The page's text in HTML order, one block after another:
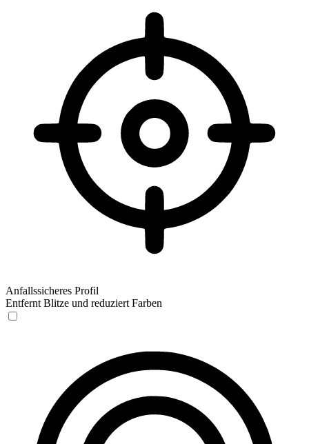
Anfallssicheres Profil
Entfernt Blitze und reduziert Farben